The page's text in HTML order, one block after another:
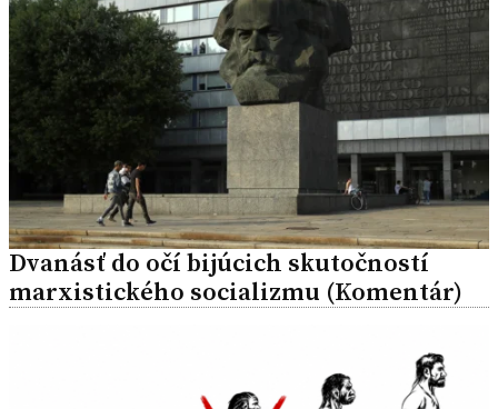
Dvanásť do očí bijúcich skutočností
marxistického socializmu (Komentár)